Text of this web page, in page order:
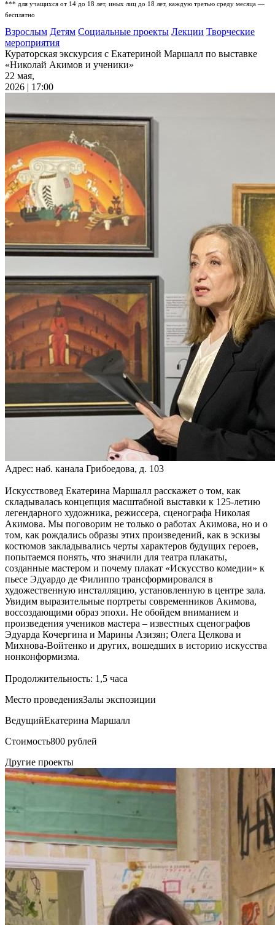
*** для учащихся от 14 до 18 лет, иных лиц до 18 лет, каждую третью среду месяца —
бесплатно
Взрослым Детям Социальные проекты Лекции Творческие
мероприятия
Кураторская экскурсия с Екатериной Маршалл по выставке
«Николай Акимов и ученики»
22 мая,
2026 | 17:00
Адрес: наб. канала Грибоедова, д. 103
Искусствовед Екатерина Маршалл расскажет о том, как
складывалась концепция масштабной выставки к 125-летию
легендарного художника, режиссера, сценографа Николая
Акимова. Мы поговорим не только о работах Акимова, но и о
том, как рождались образы этих произведений, как в эскизы
костюмов закладывались черты характеров будущих героев,
попытаемся понять, что значили для театра плакаты,
созданные мастером и почему плакат «Искусство комедии» к
пьесе Эдуардо де Филиппо трансформировался в
художественную инсталляцию, установленную в центре зала.
Увидим выразительные портреты современников Акимова,
воссоздающими образ эпохи. Не обойдем вниманием и
произведения учеников мастера – известных сценографов
Эдуарда Кочергина и Марины Азизян; Олега Целкова и
Михнова-Войтенко и других, вошедших в историю искусства
нонконформизма.
Продолжительность: 1,5 часа
Место проведенияЗалы экспозиции
ВедущийЕкатерина Маршалл
Стоимость800 рублей
Другие проекты